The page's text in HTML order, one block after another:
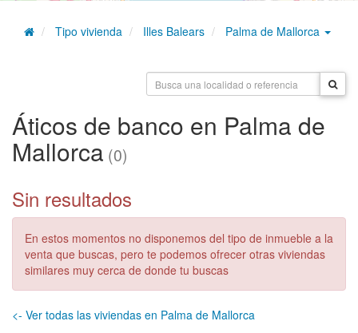
Tipo vivienda Illes Balears Palma de Mallorca
Áticos de banco en Palma de
Mallorca (0)
Sin resultados
En estos momentos no disponemos del tipo de inmueble a la
venta que buscas, pero te podemos ofrecer otras viviendas
similares muy cerca de donde tu buscas
<- Ver todas las viviendas en Palma de Mallorca